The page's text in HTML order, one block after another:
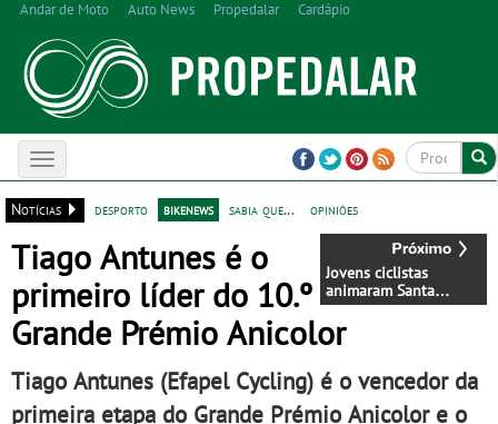
Andar de Moto Auto News Propedalar Cardápio
Toggle
navigation
Notícias
desporto bikenews sabia que... opiniões
Jovens ciclistas
animaram Santa
Comba dão no
encontro regional de
escolas de BTT
Tiago Antunes é o
primeiro líder do 10.º
Grande Prémio Anicolor
Tiago Antunes (Efapel Cycling) é o vencedor da
primeira etapa do Grande Prémio Anicolor e o